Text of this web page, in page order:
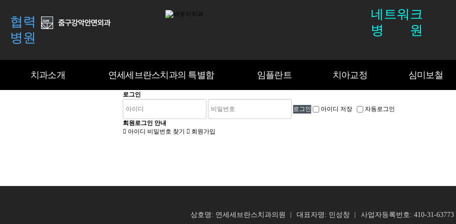
협력
병원
네트워크
병
원
치과소개 연세세브란스치과의 특별함
연세세브란스치과의 특별함
임플란트 치아교정
치아교정
심미보철
인사말&의료진소개 진료안내&오시는길 치과둘러보기 공지사항
환자 맞춤형 진료시행 고난이도 임플란트도 OK 당일 사랑니 발치
임플란트란 보험 임플란트 발치즉시 임플란트 뼈이
세브란스 치아교정 스페셜치아교정
라미네이트 사
로그인
아이디 저장
자동로그인
회원로그인 안내
아이디 비밀번호 찾기
회원가입
상호명: 연세세브란스치과의원 대표자명: 민성창
사업자등록번호: 410-31-63773